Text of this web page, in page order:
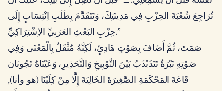
تُرَاجِعَ شُعْبَةَ الحِزْبِ فِي مَدِينَتِكَ، وَتَتَقَدَّمَ بِطَلَبِ اِنْتِسَابٍ إِلَى
حِزْبِ البَعْثِ العَرَبِيِّ الاِشْتِرَاكِيِّ.”
صَمَتَ، ثُمَّ أَضَافَ بِصَوْتٍ هَادِئٍ، لَكِنَّهُ مُثْقَلٌ بِالْمَعْنَى وَفِي
صَوْتِهِ نَبْرَةٌ تَتَذَبْذَبُ بَيْنَ التَّوْبِيخِ وَالتَّحَذِيرِ، وَعَيْنَاهُ تَجُوبَان
قَاعَةَ المَحْكَمَةِ الصَّغِيرَةَ الخَالِيَةَ إِلَّا مِنْ كِلَيْنَا (هو وأنا),